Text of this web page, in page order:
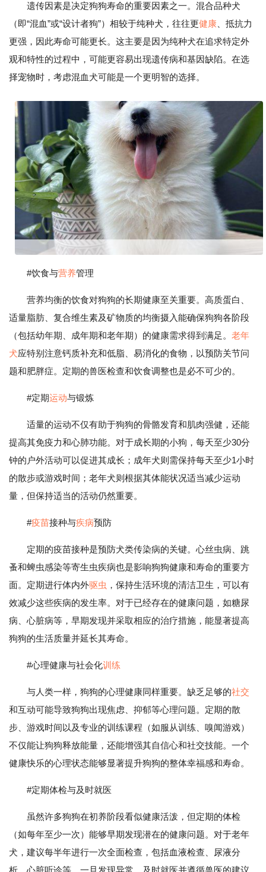
遗传因素是决定狗狗寿命的重要因素之一。混合品种犬
（即“混血”或“设计者狗”）相较于纯种犬，往往更健康 、抵抗力
更强，因此寿命可能更长。这主要是因为纯种犬在追求特定外
观和特性的过程中，可能更容易出现遗传病和基因缺陷。在选
择宠物时，考虑混血犬可能是一个更明智的选择。
#饮食与营养管理
营养均衡的饮食对狗狗的长期健康至关重要。高质蛋白、
适量脂肪、复合维生素及矿物质的均衡摄入能确保狗狗各阶段
（包括幼年期、成年期和老年期）的健康需求得到满足。 老年
犬应特别注意钙质补充和低脂、易消化的食物，以预防关节问
题和肥胖症。定期的兽医检查和饮食调整也是必不可少的。
#定期运动与锻炼
适量的运动不仅有助于狗狗的骨骼发育和肌肉强健，还能
提高其免疫力和心肺功能。对于成长期的小狗，每天至少30分
钟的户外活动可以促进其成长；成年犬则需保持每天至少1小时
的散步或游戏时间；老年犬则根据其体能状况适当减少运动
量，但保持适当的活动仍然重要。
#疫苗接种与疾病预防
定期的疫苗接种是预防犬类传染病的关键。心丝虫病、跳
蚤和蜱虫感染等寄生虫疾病也是影响狗狗健康和寿命的重要方
面。定期进行体内外驱虫 ，保持生活环境的清洁卫生，可以有
效减少这些疾病的发生率。对于已经存在的健康问题，如糖尿
病、心脏病等，早期发现并采取相应的治疗措施，能显著提高
狗狗的生活质量并延长其寿命。
#心理健康与社会化训练
与人类一样，狗狗的心理健康同样重要。缺乏足够的社交
和互动可能导致狗狗出现焦虑、抑郁等心理问题。定期的散
步、游戏时间以及专业的训练课程（如服从训练、嗅闻游戏）
不仅能让狗狗释放能量，还能增强其自信心和社交技能。一个
健康快乐的心理状态能够显著提升狗狗的整体幸福感和寿命。
#定期体检与及时就医
虽然许多狗狗在初养阶段看似健康活泼，但定期的体检
（如每年至少一次）能够早期发现潜在的健康问题。对于老年
犬，建议每半年进行一次全面检查，包括血液检查、尿液分
析、心脏听诊等。一旦发现异常，及时就医并遵循兽医的建议